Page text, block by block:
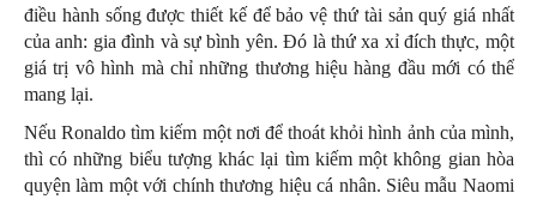
điều hành sống được thiết kế để bảo vệ thứ tài sản quý giá nhất
của anh: gia đình và sự bình yên. Đó là thứ xa xỉ đích thực, một
giá trị vô hình mà chỉ những thương hiệu hàng đầu mới có thể
mang lại.
Nếu Ronaldo tìm kiếm một nơi để thoát khỏi hình ảnh của mình,
thì có những biểu tượng khác lại tìm kiếm một không gian hòa
quyện làm một với chính thương hiệu cá nhân. Siêu mẫu Naomi